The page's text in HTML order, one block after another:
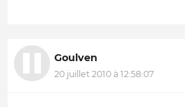
Goulven
20 juillet 2010 à 12:58:07